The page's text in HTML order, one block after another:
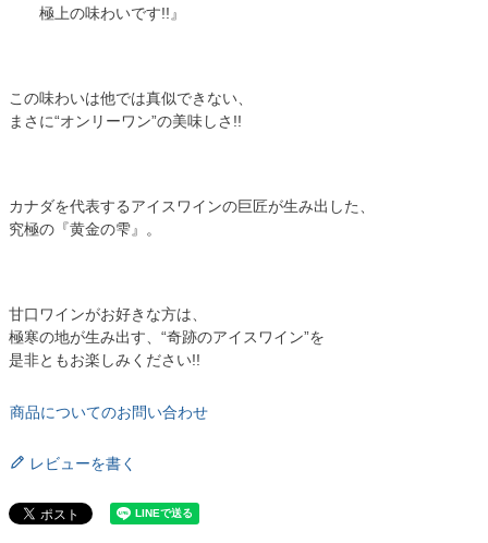
極上の味わいです!!』
この味わいは他では真似できない、
まさに“オンリーワン”の美味しさ!!
カナダを代表するアイスワインの巨匠が生み出した、
究極の『黄金の雫』。
甘口ワインがお好きな方は、
極寒の地が生み出す、“奇跡のアイスワイン”を
是非ともお楽しみください!!
商品についてのお問い合わせ
レビューを書く